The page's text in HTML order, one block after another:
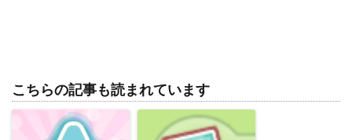
こちらの記事も読まれています